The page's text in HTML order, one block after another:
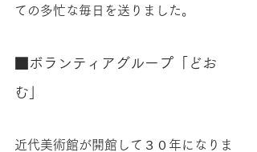
ての多忙な毎日を送りました。
■ボランティアグループ「どお
む」
近代美術館が開館して３０年になりま